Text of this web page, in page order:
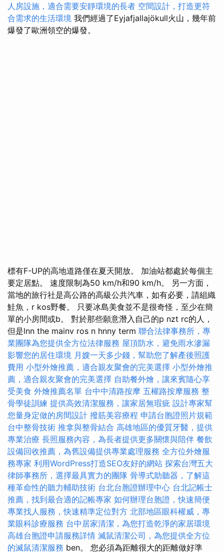
人房設施，適合需要安靜環境的長者 空間設計，打造更符
合需求的生活環境 我們經過了Eyjafjallajökull火山，幾年前
爆發了歐洲領空的爆發。
標有F-UP的高地道路僅在夏天開放。 加油站都處於每個主
要定居點。 速度限制為50 km/h和90 km/h。 另一方面，
當地的旅行社是高公路的高級公共汽車，如有必要，請組織
鮭魚，r kos野餐。 只要冰島美食並不是很奇怪，至少在簡
單的小房間或b。 對於那些願意潛入自己的p nzt rc的人，
但是lnn the mainv ros n hnny term 聯合法律事務所，專
業團隊為您提供全方位法律服務 屋頂防水，避免雨水滲漏
影響您的居住環境 月嫂一天多少錢，幫助您了解產後照護
費用 小型外燴推薦，適合親友聚會的完美選擇 小型外燴推
薦，適合親友聚會的完美選擇 自助餐外燴，讓來賓隨心享
受美食 外燴推薦名單 台中中清路按摩 五權路按摩服務 整
骨學徒訓練 提供高效清潔服務，讓家居無瑕疵 設計專家幫
您量身定做的房間設計 撥筋美容療程 申請台胞證照片規範
台中整骨技術 推拿與整骨結合 高雄地區的優質牙醫，提供
專業治療 長照服務內容，為長者提供更多關懷與陪伴 餐飲
設備回收推薦，為舊設備提供專業處理服務 全方位外燴服
務專家 利用WordPress打造SEO友好的網站 探索台灣五大
律師事務所，選擇最具實力的團隊 骨導式助聽器，了解這
種革命性的聽力輔助技術 台北台胞證辦理中心 台北記帳士
推薦，找到最合適的記帳專家 如何辦理台胞證，快速簡便
專業找人服務，快速精準定位對方 北部地區眼科權威，專
業眼科診療服務 台中居家清潔，為您打造乾淨的家居環境
高雄台胞證申請服務詳情 滅鼠清潔公司，為您提供全方位
的滅鼠清潔服務 ben。 您必須為距離很大的距離做好準